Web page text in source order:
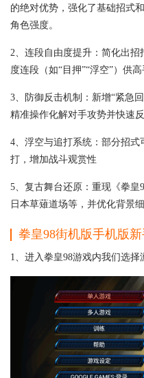
的绝对优势，强化了基础招式
角色强度。
2、连段自由度提升：简化出
度连段（如“目押”“浮空”）供高
3、防御反击机制：新增“紧急
精准操作化解对手攻势并快速反
4、浮空与追打系统：部分招
打，增加战斗观赏性
5、复古舞台还原：重现《拳皇
日本草薙道场等，并优化背景
拳皇98街机版手机版
1、进入拳皇98游戏内我们选择